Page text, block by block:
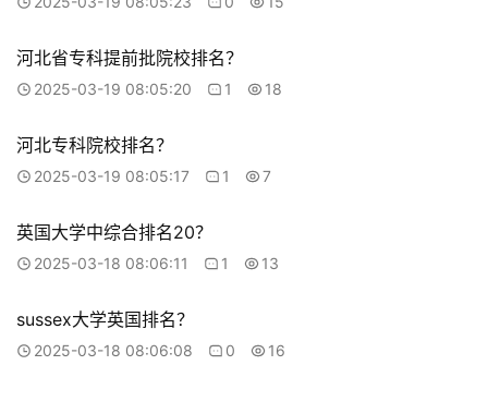
河北省专科提前批院校排名？
2025-03-19 08:05:20 1 18
河北专科院校排名？
2025-03-19 08:05:17 1 7
英国大学中综合排名20？
2025-03-18 08:06:11 1 13
sussex大学英国排名？
2025-03-18 08:06:08 0 16